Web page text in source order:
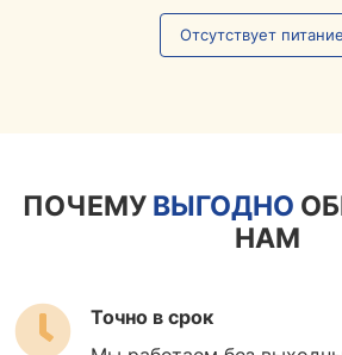
Отсутствует питание
ПОЧЕМУ ВЫГОДНО
НАМ
Точно в срок